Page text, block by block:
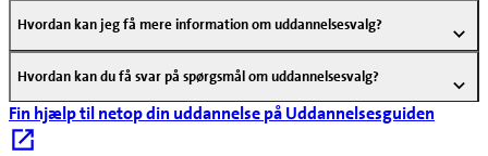
Hvordan kan jeg få mere information om uddannelsesvalg?
Hvordan kan du få svar på spørgsmål om uddannelsesvalg?
Fin hjælp til netop din uddannelse på Uddannelsesguiden